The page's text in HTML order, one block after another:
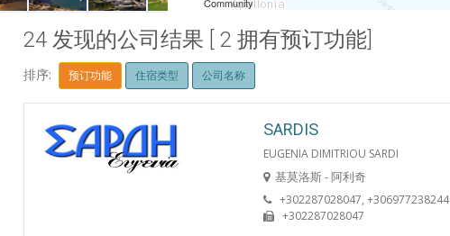
24 发现的公司结果 [ 2 拥有预订功能]
排序: 预订功能 住宿类型 公司名称
SARDIS
EUGENIA DIMITRIOU SARDI
基莫洛斯 - 阿利奇
+302287028047, +306977238244
+302287028047